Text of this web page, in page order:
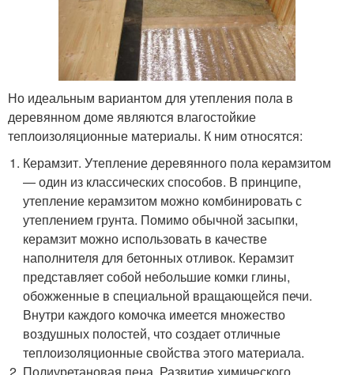
Но идеальным вариантом для утепления пола в
деревянном доме являются влагостойкие
теплоизоляционные материалы. К ним относятся:
Керамзит. Утепление деревянного пола керамзитом
— один из классических способов. В принципе,
утепление керамзитом можно комбинировать с
утеплением грунта. Помимо обычной засыпки,
керамзит можно использовать в качестве
наполнителя для бетонных отливок. Керамзит
представляет собой небольшие комки глины,
обожженные в специальной вращающейся печи.
Внутри каждого комочка имеется множество
воздушных полостей, что создает отличные
теплоизоляционные свойства этого материала.